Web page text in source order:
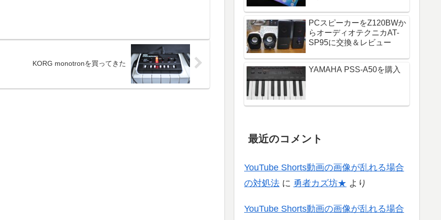
KORG monotronを買ってきた
PCスピーカーをZ120BWか
らオーディオテクニカAT-
SP95に交換＆レビュー
YAMAHA PSS-A50を購入
最近のコメント
YouTube Shorts動画の画像が乱れる場合
の対処法 に 勇者カズ坊★ より
YouTube Shorts動画の画像が乱れる場合